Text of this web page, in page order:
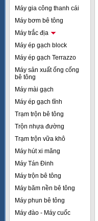
Máy gia công thanh cái
Máy bơm bê tông
Máy trắc địa
Máy ép gạch block
Máy ép gạch Terrazzo
Máy sản xuất ống cống
bê tông
Máy mài gạch
Máy ép gạch tĩnh
Trạm trộn bê tông
Trộn nhựa đường
Trạm trộn vữa khô
Máy hút xi măng
Máy Tán Đinh
Máy trộn bê tông
Máy băm nền bê tông
Máy phun bê tông
Máy đào - Máy cuốc